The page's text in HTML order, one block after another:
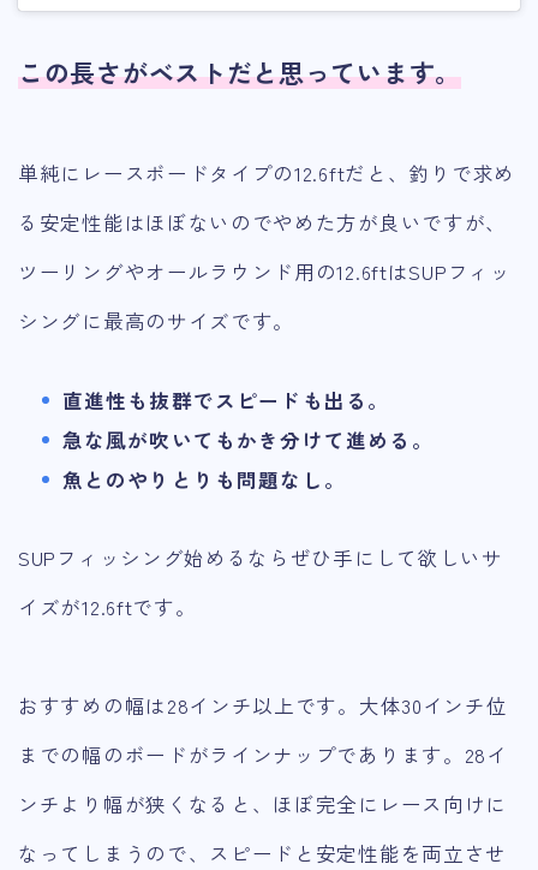
この長さがベストだと思っています。
単純にレースボードタイプの12.6ftだと、釣りで求め
る安定性能はほぼないのでやめた方が良いですが、
ツーリングやオールラウンド用の12.6ftはSUPフィッ
シングに最高のサイズです。
直進性も抜群でスピードも出る。
急な風が吹いてもかき分けて進める。
魚とのやりとりも問題なし。
SUPフィッシング始めるならぜひ手にして欲しいサ
イズが12.6ftです。
おすすめの幅は28インチ以上です。大体30インチ位
までの幅のボードがラインナップであります。28イ
ンチより幅が狭くなると、ほぼ完全にレース向けに
なってしまうので、スピードと安定性能を両立させ